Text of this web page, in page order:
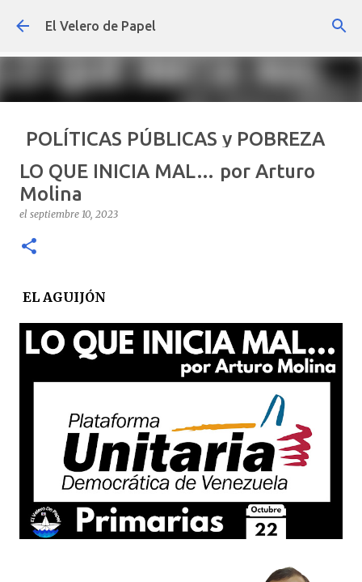
Ir al contenido principal
El Velero de Papel
POLÍTICAS PÚBLICAS y POBREZA
POR ARTURO MOLINA
el septiembre 22, 2024
OPINIÓN POLÍTICAS PÚBLICAS Y POBREZA
LO QUE INICIA MAL… por Arturo
Molina
el septiembre 10, 2023
EL AGUIJÓN